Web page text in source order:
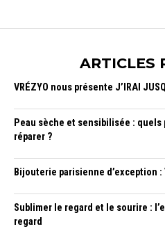
ARTICLES
VRÉZYO nous présente J’IRAI
Peau sèche et sensibilisée :
réparer ?
Bijouterie parisienne d’exception
Sublimer le regard et le sourire :
regard